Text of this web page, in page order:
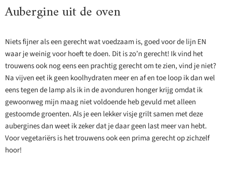
Aubergine uit de oven
Niets fijner als een gerecht wat voedzaam is, goed voor de lijn EN
waar je weinig voor hoeft te doen. Dit is zo’n gerecht! Ik vind het
trouwens ook nog eens een prachtig gerecht om te zien, vind je niet?
Na vijven eet ik geen koolhydraten meer en af en toe loop ik dan wel
eens tegen de lamp als ik in de avonduren honger krijg omdat ik
gewoonweg mijn maag niet voldoende heb gevuld met alleen
gestoomde groenten. Als je een lekker visje grilt samen met deze
aubergines dan weet ik zeker dat je daar geen last meer van hebt.
Voor vegetariërs is het trouwens ook een prima gerecht op zichzelf
hoor!